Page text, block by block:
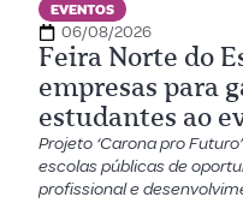
EVENTOS
06/08/2026
Feira Norte do
empresas para
estudantes ao
Projeto ‘Carona pro
escolas públicas de
profissional e